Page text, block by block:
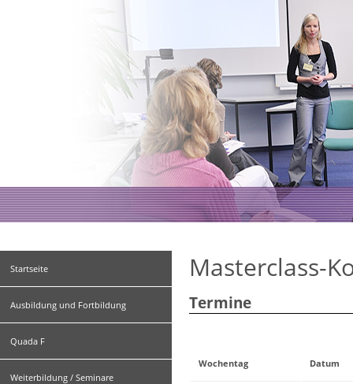
Startseite
Ausbildung und Fortbildung
Quada F
Weiterbildung / Seminare
Masterclass-
Termine
Wochentag Datum